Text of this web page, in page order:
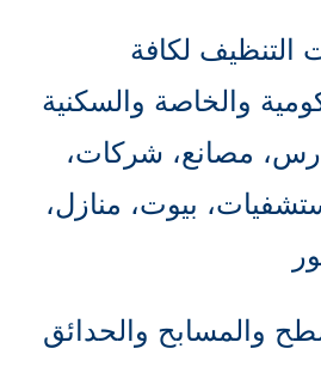
التنظيف لكافة
والخاصة والسكنية
مصانع، شركات،
بيوت، منازل،
والمسابح والحدائق